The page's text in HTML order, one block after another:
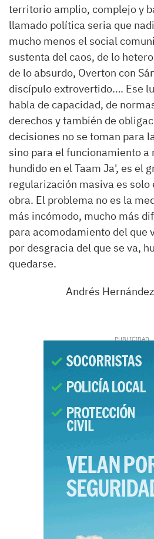
territorio amplio, complejo y
llamado política seria que
mucho menos el social
sustenta del caos, de lo
de lo absurdo, Overton con
discípulo extrovertido…. Ese
habla de capacidad, de
derechos y también de
decisiones no se toman para
sino para el funcionamiento a
hundido en el Taam Ja', es el
regularización masiva es
obra. El problema no es la
más incómodo, mucho más
para acomodamiento del que
por desgracia del que se va,
quedarse.
Andrés